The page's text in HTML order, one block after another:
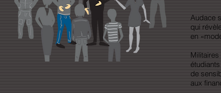
Audace
qui
en
de
aux